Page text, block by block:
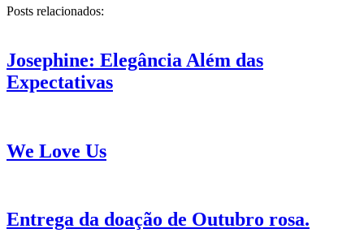
Posts relacionados:
Josephine: Elegância Além das
Expectativas
We Love Us
Entrega da doação de Outubro rosa.